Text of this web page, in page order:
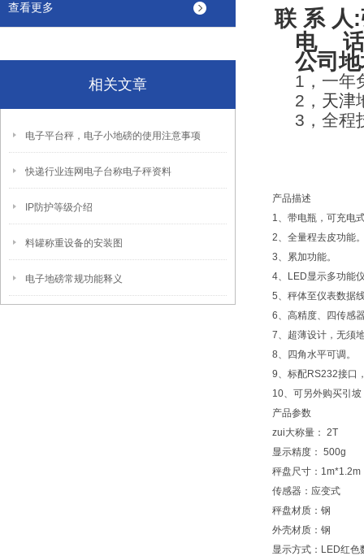
查看更多
相关文章
电子平台秤，电子小地磅的使用注意事项
快递行业连网电子台称电子秤资料
IP防护等级介绍
料罐称重设备的安装图
电子地磅常规功能释义
联 系
电
公司
1 ，一
2 ， 天津
3 ，全
产品描述
1、带电瓶，可充电
2、全量程去皮功能
3、累加功能。
4、LED显示多功能
5、秤体至仪表数据
6、高精度、四传感
7、超薄设计，无须
8、四角水平可调。
9、标配RS232接口
10、可另外购买引
产品参数
zui大称量： 2T
显示精度： 500g
秤盘尺寸： 1m*1.2m
传感器： 应变式
秤盘材质： 钢
外壳材质： 钢
显示方式： LED红色